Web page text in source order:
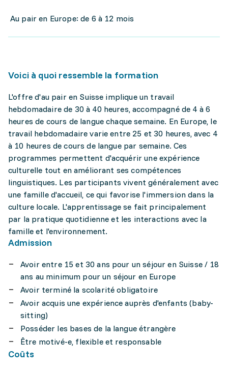
Au pair en Europe: de 6 à 12 mois
Voici à quoi ressemble la formation
L'offre d'au pair en Suisse implique un travail
hebdomadaire de 30 à 40 heures, accompagné de 4 à 6
heures de cours de langue chaque semaine. En Europe, le
travail hebdomadaire varie entre 25 et 30 heures, avec 4
à 10 heures de cours de langue par semaine. Ces
programmes permettent d'acquérir une expérience
culturelle tout en améliorant ses compétences
linguistiques. Les participants vivent généralement avec
une famille d'accueil, ce qui favorise l'immersion dans la
culture locale. L'apprentissage se fait principalement
par la pratique quotidienne et les interactions avec la
famille et l'environnement.
Admission
Avoir entre 15 et 30 ans pour un séjour en Suisse / 18
ans au minimum pour un séjour en Europe
Avoir terminé la scolarité obligatoire
Avoir acquis une expérience auprès d'enfants (baby-
sitting)
Posséder les bases de la langue étrangère
Être motivé-e, flexible et responsable
Coûts